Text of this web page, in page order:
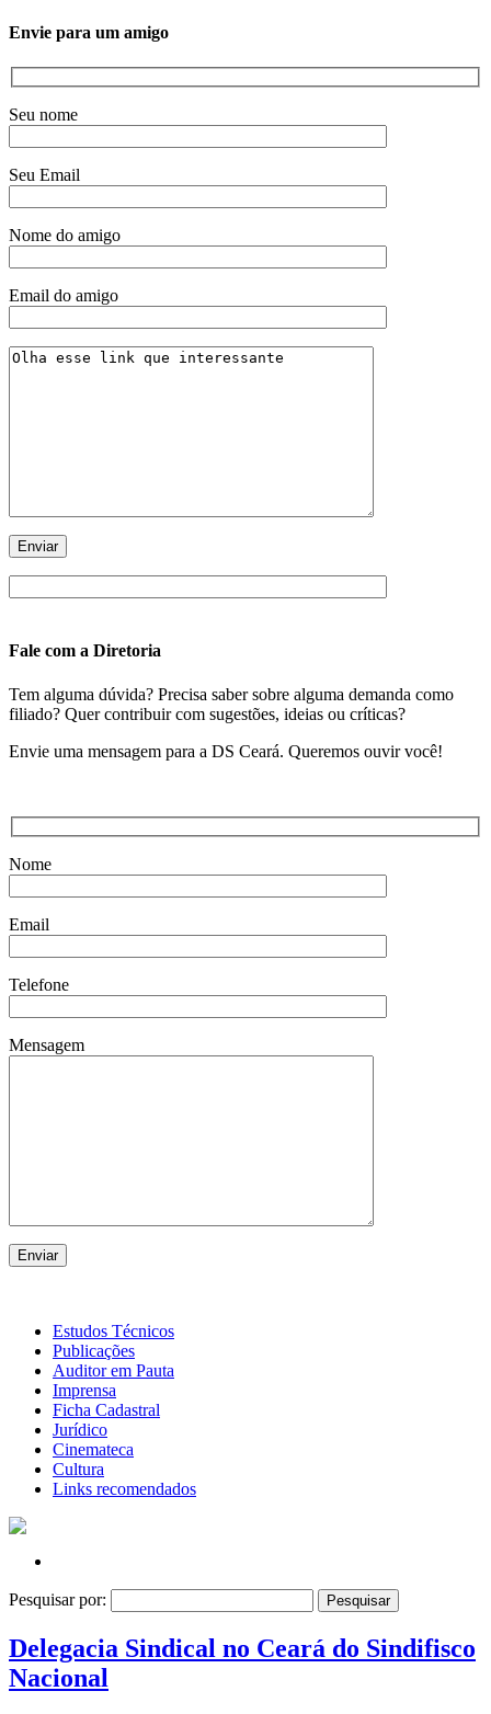
Envie para um amigo
Seu nome
Seu Email
Nome do amigo
Email do amigo
Fale com a Diretoria
Tem alguma dúvida? Precisa saber sobre alguma demanda como
filiado? Quer contribuir com sugestões, ideias ou críticas?
Envie uma mensagem para a DS Ceará. Queremos ouvir você!
Nome
Email
Telefone
Mensagem
Estudos Técnicos
Publicações
Auditor em Pauta
Imprensa
Ficha Cadastral
Jurídico
Cinemateca
Cultura
Links recomendados
Pesquisar por:
Delegacia Sindical no Ceará do Sindifisco
Nacional